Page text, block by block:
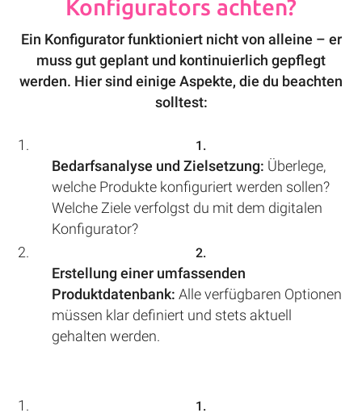
Konfigurators achten?
Ein Konfigurator funktioniert nicht von alleine – er
muss gut geplant und kontinuierlich gepflegt
werden. Hier sind einige Aspekte, die du beachten
solltest:
Bedarfsanalyse und Zielsetzung: Überlege,
welche Produkte konfiguriert werden sollen?
Welche Ziele verfolgst du mit dem digitalen
Konfigurator?
Erstellung einer umfassenden
Produktdatenbank: Alle verfügbaren Optionen
müssen klar definiert und stets aktuell
gehalten werden.